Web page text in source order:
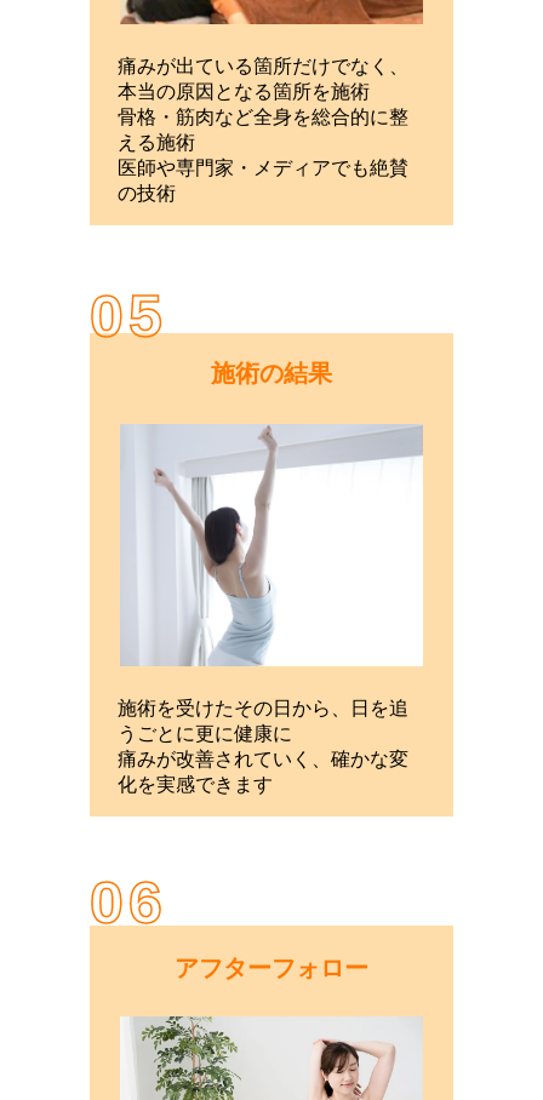
痛みが出ている箇所だけでなく、
本当の原因となる箇所を施術
骨格・筋肉など全身を総合的に整
える施術
医師や専門家・メディアでも絶賛
の技術
05
施術の結果
施術を受けたその日から、日を追
うごとに更に健康に
痛みが改善されていく、確かな変
化を実感できます
06
アフターフォロー